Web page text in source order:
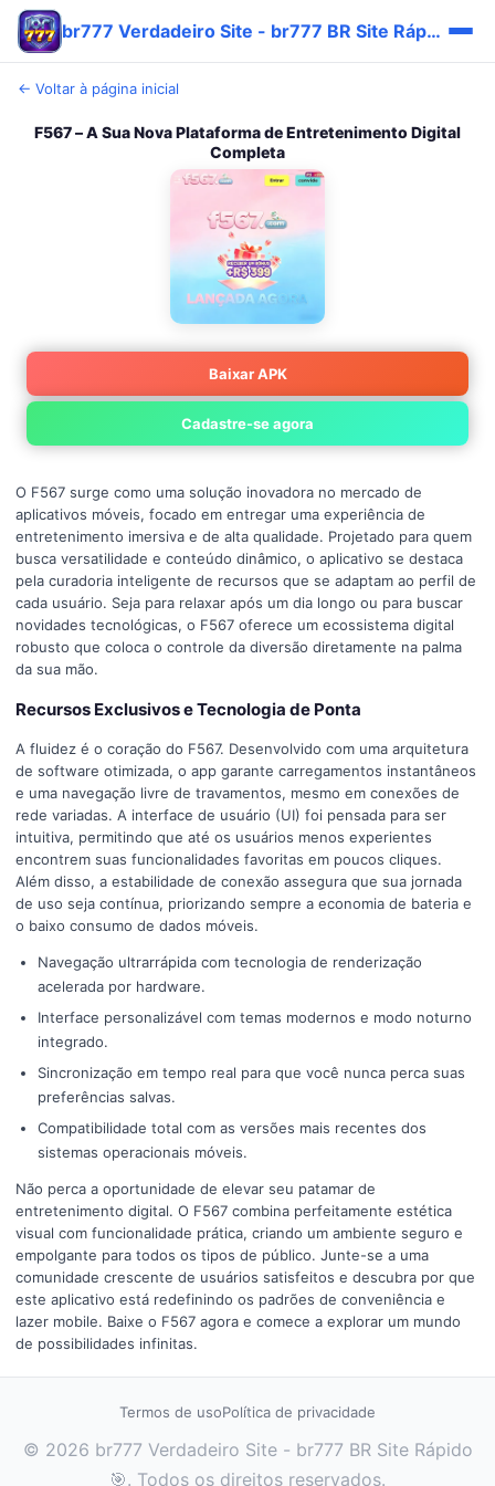
br777 Verdadeiro Site - br777 BR Site Rápido 🎯
← Voltar à página inicial
F567 – A Sua Nova Plataforma de Entretenimento Digital
Completa
Baixar APK
Cadastre-se agora
O F567 surge como uma solução inovadora no mercado de
aplicativos móveis, focado em entregar uma experiência de
entretenimento imersiva e de alta qualidade. Projetado para quem
busca versatilidade e conteúdo dinâmico, o aplicativo se destaca
pela curadoria inteligente de recursos que se adaptam ao perfil de
cada usuário. Seja para relaxar após um dia longo ou para buscar
novidades tecnológicas, o F567 oferece um ecossistema digital
robusto que coloca o controle da diversão diretamente na palma
da sua mão.
Recursos Exclusivos e Tecnologia de Ponta
A fluidez é o coração do F567. Desenvolvido com uma arquitetura
de software otimizada, o app garante carregamentos instantâneos
e uma navegação livre de travamentos, mesmo em conexões de
rede variadas. A interface de usuário (UI) foi pensada para ser
intuitiva, permitindo que até os usuários menos experientes
encontrem suas funcionalidades favoritas em poucos cliques.
Além disso, a estabilidade de conexão assegura que sua jornada
de uso seja contínua, priorizando sempre a economia de bateria e
o baixo consumo de dados móveis.
Navegação ultrarrápida com tecnologia de renderização
acelerada por hardware.
Interface personalizável com temas modernos e modo noturno
integrado.
Sincronização em tempo real para que você nunca perca suas
preferências salvas.
Compatibilidade total com as versões mais recentes dos
sistemas operacionais móveis.
Não perca a oportunidade de elevar seu patamar de
entretenimento digital. O F567 combina perfeitamente estética
visual com funcionalidade prática, criando um ambiente seguro e
empolgante para todos os tipos de público. Junte-se a uma
comunidade crescente de usuários satisfeitos e descubra por que
este aplicativo está redefinindo os padrões de conveniência e
lazer mobile. Baixe o F567 agora e comece a explorar um mundo
de possibilidades infinitas.
Termos de usoPolítica de privacidade
© 2026 br777 Verdadeiro Site - br777 BR Site Rápido
🎯. Todos os direitos reservados.